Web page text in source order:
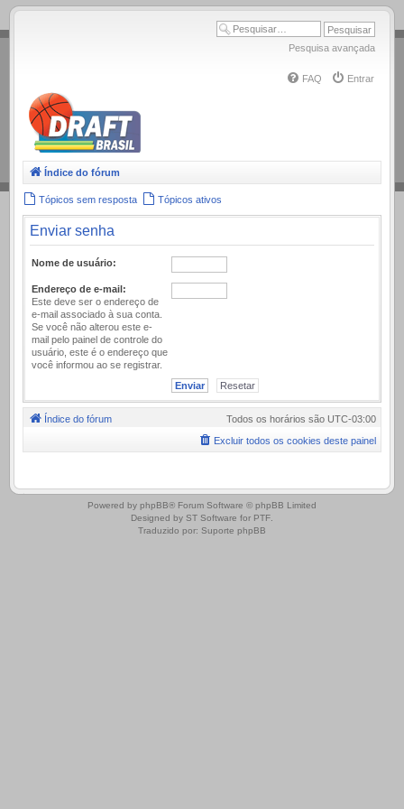
.
Pesquisa avançada
FAQ Entrar
Índice do fórum
Tópicos sem resposta Tópicos ativos
Enviar senha
Nome de usuário:
Endereço de e-mail:
Este deve ser o endereço de
e-mail associado à sua conta.
Se você não alterou este e-
mail pelo painel de controle do
usuário, este é o endereço que
você informou ao se registrar.
Índice do fórum Todos os horários são UTC-03:00
Excluir todos os cookies deste painel
.
Powered by phpBB® Forum Software © phpBB Limited
Designed by ST Software for PTF.
Traduzido por: Suporte phpBB